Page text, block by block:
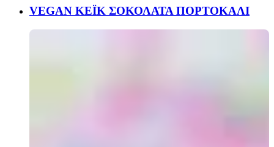
VEGAN ΚΕΪΚ ΣΟΚΟΛΑΤΑ ΠΟΡΤΟΚΑΛΙ